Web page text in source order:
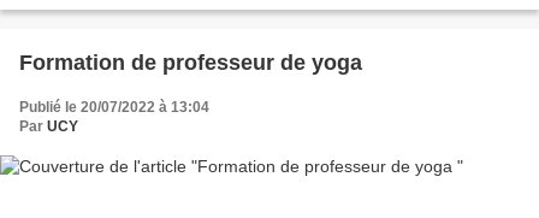
Formation de professeur de yoga
Publié le 20/07/2022 à 13:04
Par UCY